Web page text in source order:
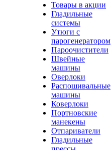
Товары в акции
Гладильные
системы
Утюги с
парогенератором
Пароочистители
Швейные
машины
Оверлоки
Распошивальные
машины
Коверлоки
Портновские
манекены
Отпариватели
Гладильные